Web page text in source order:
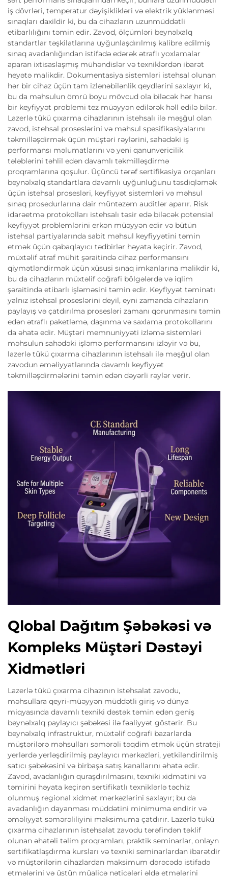
iş dövrləri, temperatur dəyişiklikləri və elektrik yüklənməsi
sınaqları daxildir ki, bu da cihazların uzunmüddətli
etibarlılığını təmin edir. Zavod, ölçümləri beynəlxalq
standartlar təşkilatlarına uyğunlaşdırılmış kalibre edilmiş
sınaq avadanlığından istifadə edərək ətraflı yoxlamalar
aparan ixtisaslaşmış mühəndislər və texniklərdən ibarət
heyətə malikdir. Dokumentasiya sistemləri istehsal olunan
hər bir cihaz üçün tam izlənəbilənlik qeydlərini saxlayır ki,
bu da məhsulun ömrü boyu mövcud ola biləcək hər hansı
bir keyfiyyət problemi tez müəyyən edilərək həll edilə bilər.
Lazerlə tükü çıxarma cihazlarının istehsalı ilə məşğul olan
zavod, istehsal proseslərini və məhsul spesifikasiyalarını
təkmilləşdirmək üçün müştəri rəylərini, sahədəki iş
performansı məlumatlarını və yeni qanunvericilik
tələblərini təhlil edən davamlı təkmilləşdirmə
proqramlarına qoşulur. Üçüncü tərəf sertifikasiya orqanları
beynəlxalq standartlara davamlı uyğunluğunu təsdiqləmək
üçün istehsal prosesləri, keyfiyyət sistemləri və məhsul
sınaq prosedurlarına dair müntəzəm auditlər aparır. Risk
idarəetmə protokolları istehsalı təsir edə biləcək potensial
keyfiyyət problemlərini erkən müəyyən edir və bütün
istehsal partiyalarında sabit məhsul keyfiyyətini təmin
etmək üçün qabaqlayıcı tədbirlər həyata keçirir. Zavod,
müxtəlif ətraf mühit şəraitində cihaz performansını
qiymətləndirmək üçün xüsusi sınaq imkanlarına malikdir ki,
bu da cihazların müxtəlif coğrafi bölgələrdə və iqlim
şəraitində etibarlı işləməsini təmin edir. Keyfiyyət təminatı
yalnız istehsal proseslərini deyil, eyni zamanda cihazların
paylayış və çatdırılma prosesləri zamanı qorunmasını təmin
edən ətraflı paketləmə, daşınma və saxlama protokollarını
da əhatə edir. Müştəri memnuniyyəti izləmə sistemləri
məhsulun sahədəki işləmə performansını izləyir və bu,
lazerlə tükü çıxarma cihazlarının istehsalı ilə məşğul olan
zavodun əməliyyatlarında davamlı keyfiyyət
təkmilləşdirmələrini təmin edən dəyərli rəylər verir.
Qlobal Dağıtım Şəbəkəsi və
Kompleks Müştəri Dəstəyi
Xidmətləri
Lazerlə tükü çıxarma cihazının istehsalat zavodu,
məhsullara qeyri-müəyyən müddətli giriş və dünya
miqyasında davamlı texniki dəstək təmin edən geniş
beynəlxalq paylayıcı şəbəkəsi ilə fəaliyyət göstərir. Bu
beynəlxalq infrastruktur, müxtəlif coğrafi bazarlarda
müştərilərə məhsulları səmərəli təqdim etmək üçün strateji
yerlərdə yerləşdirilmiş paylayıcı mərkəzləri, yetkiləndirilmiş
satıcı şəbəkəsini və birbaşa satış kanallarını əhatə edir.
Zavod, avadanlığın quraşdırılmasını, texniki xidmətini və
təmirini həyata keçirən sertifikatlı texniklərlə təchiz
olunmuş regional xidmət mərkəzlərini saxlayır; bu da
avadanlığın dayanması müddətini minimuma endirir və
əməliyyat səmərəliliyini maksimuma çatdırır. Lazerlə tükü
çıxarma cihazlarının istehsalat zavodu tərəfindən təklif
olunan əhatəli təlim proqramları, praktik seminarlar, onlayn
sertifikatlaşdırma kursları və texniki seminarlardan ibarətdir
və müştərilərin cihazlardan maksimum dərəcədə istifadə
etmələrini və üstün müalicə nəticələri əldə etmələrini